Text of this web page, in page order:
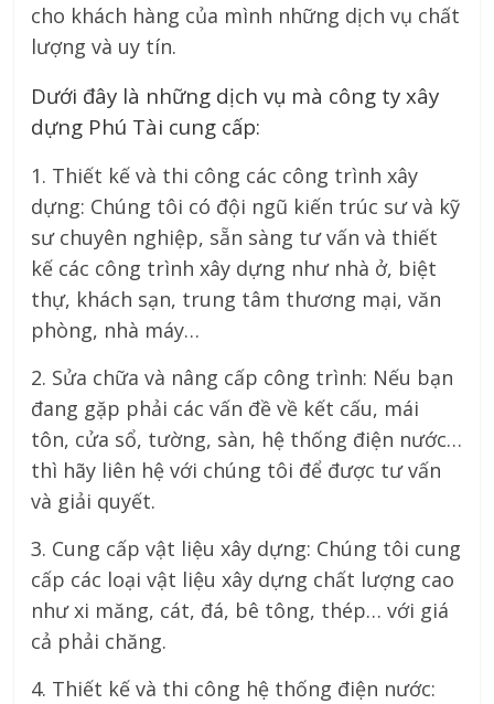
cho khách hàng của mình những dịch vụ chất
lượng và uy tín.
Dưới đây là những dịch vụ mà công ty xây
dựng Phú Tài cung cấp:
1. Thiết kế và thi công các công trình xây
dựng: Chúng tôi có đội ngũ kiến trúc sư và kỹ
sư chuyên nghiệp, sẵn sàng tư vấn và thiết
kế các công trình xây dựng như nhà ở, biệt
thự, khách sạn, trung tâm thương mại, văn
phòng, nhà máy…
2. Sửa chữa và nâng cấp công trình: Nếu bạn
đang gặp phải các vấn đề về kết cấu, mái
tôn, cửa sổ, tường, sàn, hệ thống điện nước…
thì hãy liên hệ với chúng tôi để được tư vấn
và giải quyết.
3. Cung cấp vật liệu xây dựng: Chúng tôi cung
cấp các loại vật liệu xây dựng chất lượng cao
như xi măng, cát, đá, bê tông, thép… với giá
cả phải chăng.
4. Thiết kế và thi công hệ thống điện nước: